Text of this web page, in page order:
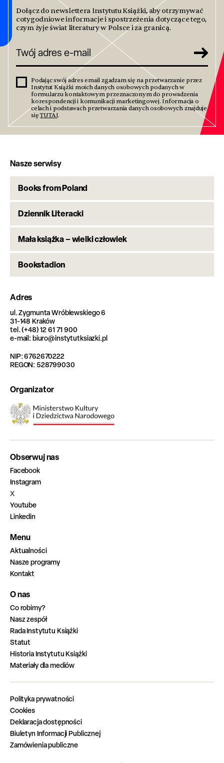
Dołącz do newslettera Instytutu Książki, aby otrzymywać
cotygodniowe informacje i spostrzeżenia dotyczące tego,
czym żyje świat literatury w Polsce i za granicą.
Podając swój adres email zgadzam się na przetwarzanie przez
Instytut Książki moich danych osobowych podanych w
formularzu kontaktowym przeznaczonym do prowadzenia
korespondencji i komunikacji marketingowej. Informacja o
celach i podstawach przetwarzania danych osobowych znajduje
sięTUTAJ.
Nasze serwisy
Books from Poland
Dziennik Literacki
Mała książka – wielki człowiek
Bookstadion
Adres
ul. Zygmunta Wróblewskiego 6
31-148 Kraków
tel. (+48) 12 61 71 900
e-mail: biuro@instytutksiazki.pl
NIP: 6762670222
REGON: 528799030
Organizator
Obserwuj nas
Facebook
Instagram
X
Youtube
Linkedin
Menu
Aktualności
Nasze programy
Kontakt
O nas
Co robimy?
Nasz zespół
Rada Instytutu Książki
Statut
Historia Instytutu Książki
Materiały dla mediów
Polityka prywatności
Cookies
Deklaracja dostępności
Biuletyn Informacji Publicznej
Zamówienia publiczne